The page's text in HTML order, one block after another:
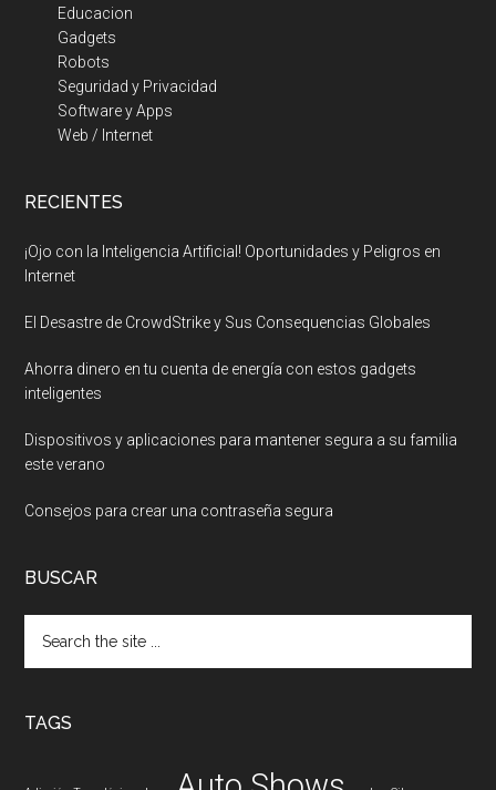
Educacion
Gadgets
Robots
Seguridad y Privacidad
Software y Apps
Web / Internet
RECIENTES
¡Ojo con la Inteligencia Artificial! Oportunidades y Peligros en
Internet
El Desastre de CrowdStrike y Sus Consequencias Globales
Ahorra dinero en tu cuenta de energía con estos gadgets
inteligentes
Dispositivos y aplicaciones para mantener segura a su familia
este verano
Consejos para crear una contraseña segura
BUSCAR
the
TAGS